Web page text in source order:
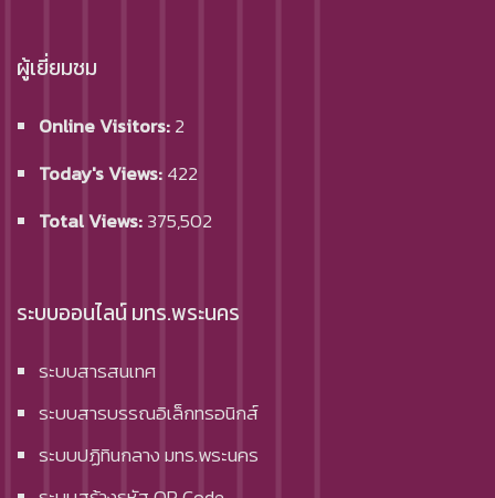
ผู้เยี่ยมชม
Online Visitors:2
Today's Views:422
Total Views:375,502
ระบบออนไลน์ มทร.พระนคร
ระบบสารสนเทศ
ระบบสารบรรณอิเล็กทรอนิกส์
ระบบปฏิทินกลาง มทร.พระนคร